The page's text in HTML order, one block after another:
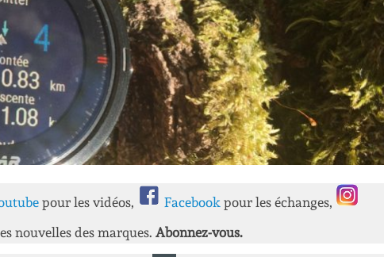
pour les vidéos, Facebook pour les échanges,
nouvelles des marques. Abonnez-vous.